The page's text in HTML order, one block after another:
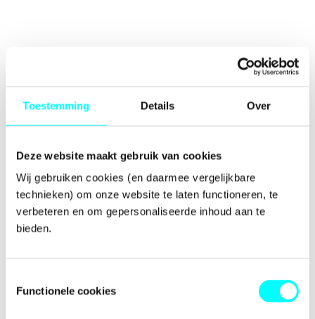
Toestemming Details Over
Deze website maakt gebruik van cookies
Wij gebruiken cookies (en daarmee vergelijkbare
technieken) om onze website te laten functioneren, te
verbeteren en om gepersonaliseerde inhoud aan te
bieden.
Functionele cookies
-side exception has occurred while